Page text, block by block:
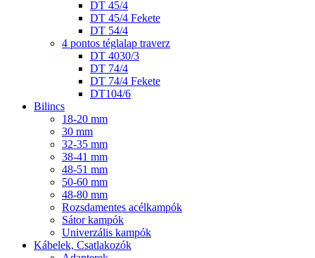
DT 45/4
DT 45/4 Fekete
DT 54/4
4 pontos téglalap traverz
DT 4030/3
DT 74/4
DT 74/4 Fekete
DT104/6
Bilincs
18-20 mm
30 mm
32-35 mm
38-41 mm
48-51 mm
50-60 mm
48-80 mm
Rozsdamentes acélkampók
Sátor kampók
Univerzális kampók
Kábelek, Csatlakozók